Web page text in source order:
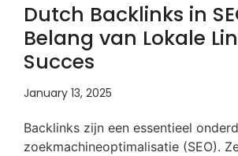
Dutch Backlinks in
Belang van Lokale
Succes
January 13, 2025
Backlinks zijn een essentieel
zoekmachineoptimalisatie (SEO).